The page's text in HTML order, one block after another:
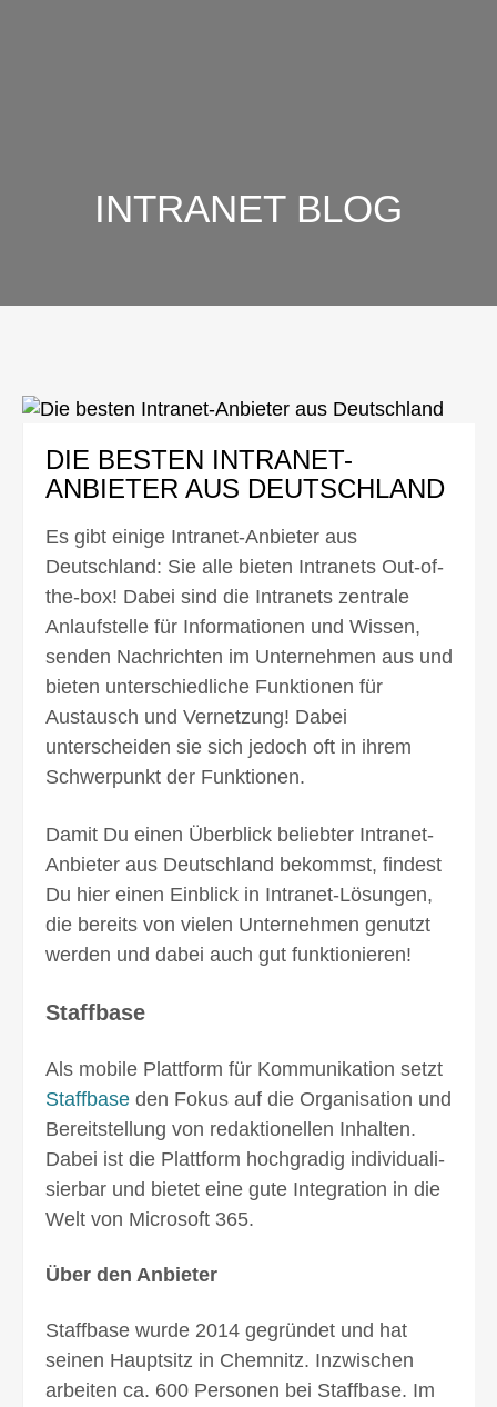
INTRANET BLOG
DIE BESTEN INTRANET-
ANBIETER AUS DEUTSCHLAND
Es gibt einige Intranet-Anbieter aus
Deutschland: Sie alle bieten Intranets Out-of-
the-box! Dabei sind die Intranets zentrale
Anlaufstelle für Informationen und Wissen,
senden Nachrichten im Unternehmen aus und
bieten unterschied­liche Funktionen für
Austausch und Vernetzung! Dabei
unterscheiden sie sich jedoch oft in ihrem
Schwer­punkt der Funktionen.
Damit Du einen Über­blick beliebter Intranet-
Anbieter aus Deutschland be­kommst, findest
Du hier einen Einblick in Intranet-Lösungen,
die bereits von vielen Unternehmen genutzt
werden und dabei auch gut funktionieren!
Staffbase
Als mobile Plattform für Kommunikation setzt
Staffbase den Fokus auf die Organisation und
Bereitstellung von redak­tionellen Inhalten.
Dabei ist die Plattform hoch­gradig individuali­
sierbar und bietet eine gute Integration in die
Welt von Microsoft 365.
Über den Anbieter
Staffbase wurde 2014 gegründet und hat
seinen Hauptsitz in Chemnitz. In­zwischen
arbeiten ca. 600 Personen bei Staffbase. Im